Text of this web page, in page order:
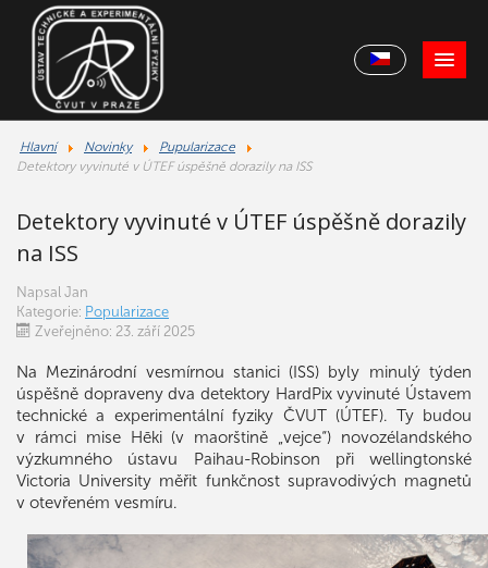
Hlavní Novinky
Pupularizace
Detektory vyvinuté v ÚTEF úspěšně dorazily na ISS
Detektory vyvinuté v ÚTEF úspěšně dorazily
na ISS
Napsal Jan
Kategorie: Popularizace
Zveřejněno: 23. září 2025
Na Mezinárodní vesmírnou stanici (ISS) byly minulý týden
úspěšně dopraveny dva detektory HardPix vyvinuté Ústavem
technické a experimentální fyziky ČVUT (ÚTEF). Ty budou
v rámci mise Hēki (v maorštině „vejce“) novozélandského
výzkumného ústavu Paihau-Robinson při wellingtonské
Victoria University měřit funkčnost supravodivých magnetů
v otevřeném vesmíru.